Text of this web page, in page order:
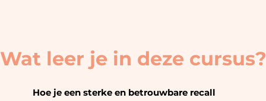
Wat leer je in deze cursus?
Hoe je een sterke en betrouwbare recall